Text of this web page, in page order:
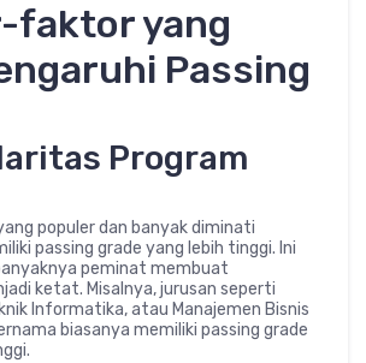
faktor yang
Passing
Program
populer dan banyak diminati
passing grade yang lebih tinggi. Ini
peminat membuat
ketat. Misalnya, jurusan seperti
Informatika, atau Manajemen Bisnis
biasanya memiliki passing grade